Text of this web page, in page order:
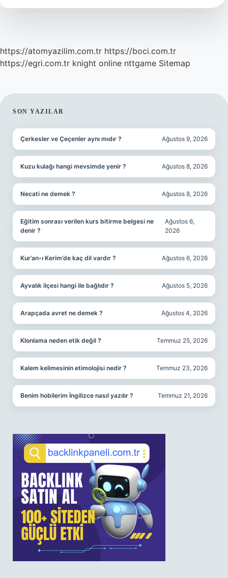
Demek
https://atomyazilim.com.tr https://boci.com.tr
https://egri.com.tr knight online nttgame Sitemap
SIDEBAR
SON YAZILAR
Çerkesler ve Çeçenler aynı mıdır ? Ağustos 9, 2026
Kuzu kulağı hangi mevsimde yenir ? Ağustos 8, 2026
Necati ne demek ? Ağustos 8, 2026
Eğitim sonrası verilen kurs bitirme belgesi ne
denir ?
Ağustos 6,
2026
Kur’an-ı Kerim’de kaç dil vardır ? Ağustos 6, 2026
Ayvalık ilçesi hangi ile bağlıdır ? Ağustos 5, 2026
Arapçada avret ne demek ? Ağustos 4, 2026
Klonlama neden etik değil ? Temmuz 25, 2026
Kalem kelimesinin etimolojisi nedir ? Temmuz 23, 2026
Benim hobilerim İngilizce nasıl yazılır ? Temmuz 21, 2026